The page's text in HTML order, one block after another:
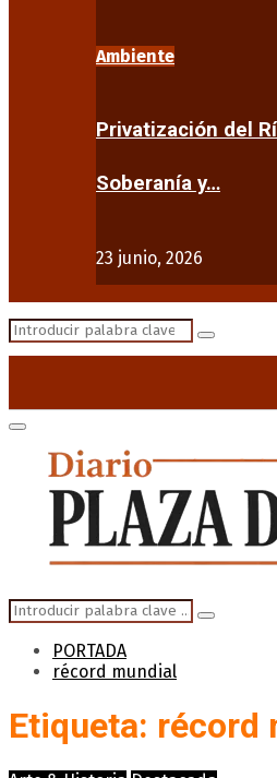
Ambiente
Privatización del
Soberanía y…
23 junio, 2026
Search
Search
Primary
Menu
Search
for:
Search
PORTADA
récord mundial
Etiqueta: récord